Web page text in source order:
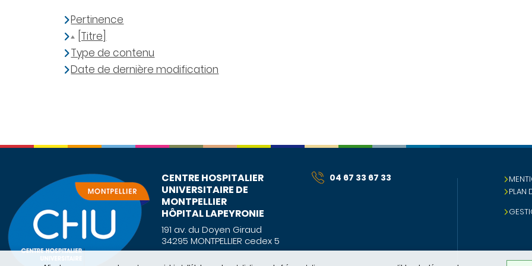
Pertinence
[Titre]
Type de contenu
Date de dernière modification
CENTRE HOSPITALIER
UNIVERSITAIRE DE
MONTPELLIER
HÔPITAL LAPEYRONIE
191 av. du Doyen Giraud
34295 MONTPELLIER cedex 5
04 67 33 67 33
PLAN